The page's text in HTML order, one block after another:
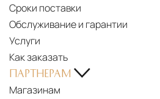
Сроки поставки
Обслуживание и гарантии
Услуги
Как заказать
ПАРТНЕРАМ
Магазинам